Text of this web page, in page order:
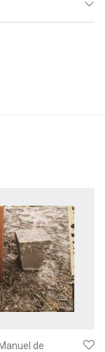
de